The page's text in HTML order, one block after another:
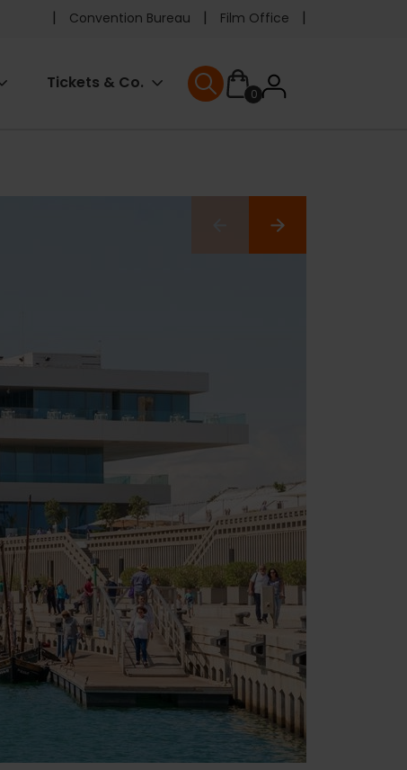
Pre
header
Convention Bureau Film Office
Tickets & Co.
0User
User menu